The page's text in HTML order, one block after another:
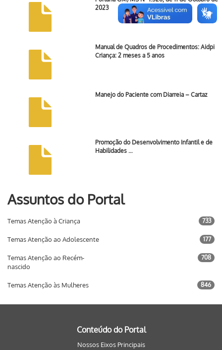
2023
Manual de Quadros de Procedimentos: Aidpi
Criança: 2 meses a 5 anos
Manejo do Paciente com Diarreia – Cartaz
Promoção do Desenvolvimento Infantil e de
Habilidades …
Assuntos do Portal
Temas Atenção à Criança 733
Temas Atenção ao Adolescente 177
Temas Atenção ao Recém-
nascido
708
Temas Atenção às Mulheres 846
Conteúdo do Portal
Nossos Eixos Principais